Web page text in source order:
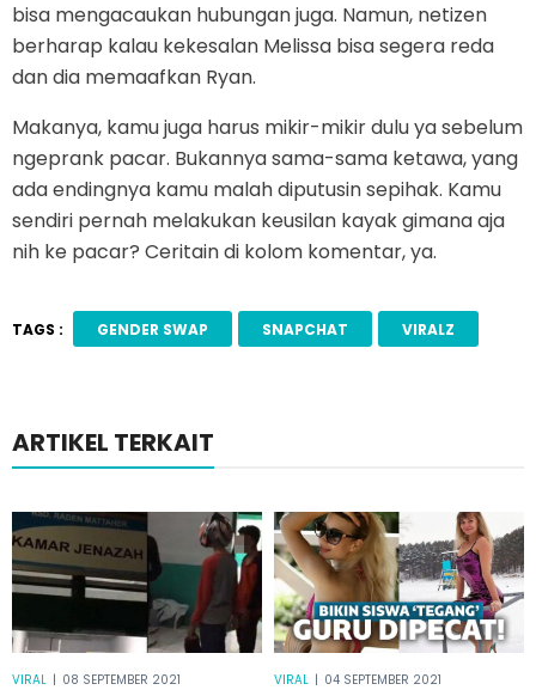
bisa mengacaukan hubungan juga. Namun, netizen
berharap kalau kekesalan Melissa bisa segera reda
dan dia memaafkan Ryan.
Makanya, kamu juga harus mikir-mikir dulu ya sebelum
ngeprank pacar. Bukannya sama-sama ketawa, yang
ada endingnya kamu malah diputusin sepihak. Kamu
sendiri pernah melakukan keusilan kayak gimana aja
nih ke pacar? Ceritain di kolom komentar, ya.
TAGS : GENDER SWAP SNAPCHAT VIRALZ
ARTIKEL TERKAIT
VIRAL | 08 SEPTEMBER 2021 VIRAL | 04 SEPTEMBER 2021